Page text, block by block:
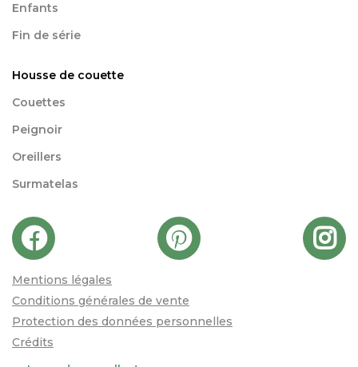
Enfants
Fin de série
Housse de couette
Couettes
Peignoir
Oreillers
Surmatelas
Mentions légales
Conditions générales de vente
Protection des données personnelles
Crédits